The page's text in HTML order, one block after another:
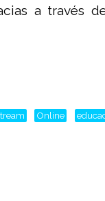
a través
Online